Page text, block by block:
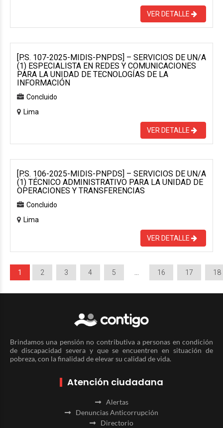
VER DETALLE
[P.S. 107-2025-MIDIS-PNPDS] – SERVICIOS DE UN/A
(1) ESPECIALISTA EN REDES Y COMUNICACIONES
PARA LA UNIDAD DE TECNOLOGÍAS DE LA
INFORMACIÓN
Concluido
Lima
VER DETALLE
[P.S. 106-2025-MIDIS-PNPDS] – SERVICIOS DE UN/A
(1) TÉCNICO ADMINISTRATIVO PARA LA UNIDAD DE
OPERACIONES Y TRANSFERENCIAS
Concluido
Lima
VER DETALLE
1 2 3 4 5 16 17 18
Brindamos una pensión no contributiva a personas en condición
de discapacidad severa y que se encuentren en situación de
pobreza, con la finalidad de elevar su calidad de vida.
Atención ciudadana
Alertas
Denuncias Anticorrupción
Directorio